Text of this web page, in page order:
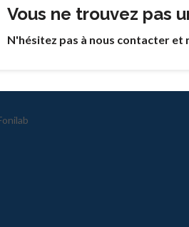
Vous ne trouvez pas
N'hésitez pas à nous contacter